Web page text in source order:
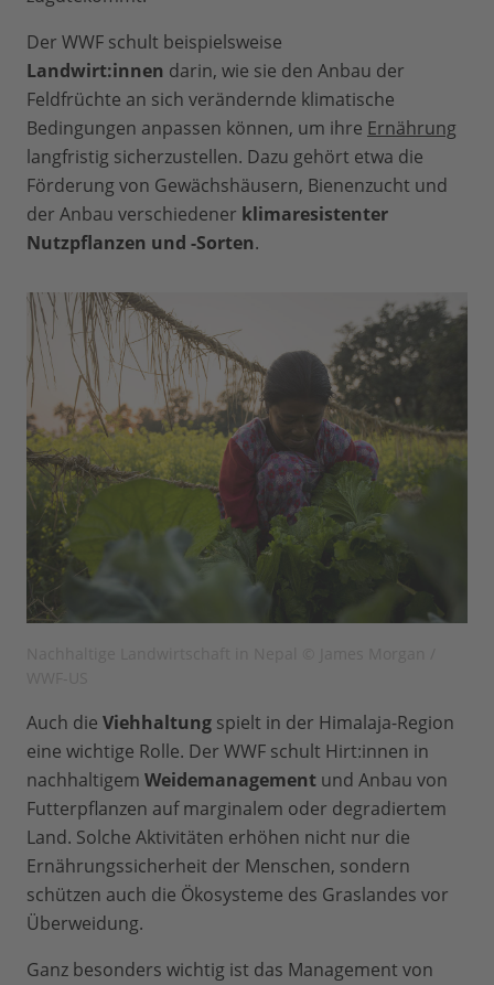
Eis und Stein die Täler hinab. Mit
verheerenden Folgen: Straßen, Brücken,
Häuser, Menschen, Vieh und Ernten
werden einfach weggespült.
Der WWF schult beispielsweise
Landwirt:innen darin, wie sie den Anbau der
Feldfrüchte an sich verändernde klimatische
Bedingungen anpassen können, um ihre Ernährung
langfristig sicherzustellen. Dazu gehört etwa die
Förderung von Gewächshäusern, Bienenzucht und
der Anbau verschiedener klimaresistenter
Nutzpflanzen und -Sorten.
Auch die Viehhaltung spielt in der Himalaja-Region
eine wichtige Rolle. Der WWF schult Hirt:innen in
nachhaltigem Weidemanagement und Anbau von
Futterpflanzen auf marginalem oder degradiertem
Land. Solche Aktivitäten erhöhen nicht nur die
Ernährungssicherheit der Menschen, sondern
schützen auch die Ökosysteme des Graslandes vor
Überweidung.
Ganz besonders wichtig ist das Management von